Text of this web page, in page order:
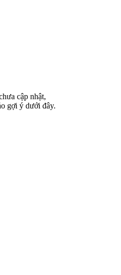
cập nhật,
gợi ý dưới đây.